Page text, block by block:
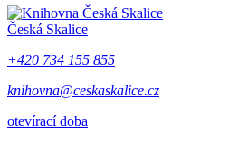
Česká Skalice
+420 734 155 855
knihovna@ceskaskalice.cz
otevírací doba